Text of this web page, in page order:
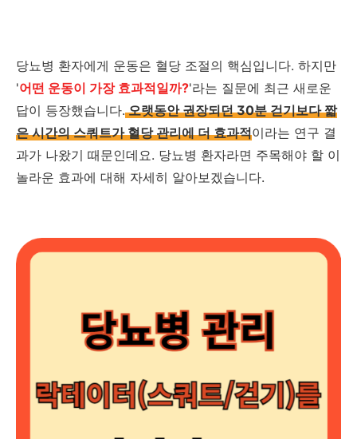
당뇨병 환자에게 운동은 혈당 조절의 핵심입니다. 하지만
'어떤 운동이 가장 효과적일까?'라는 질문에 최근 새로운
답이 등장했습니다.오랫동안 권장되던 30분 걷기보다 짧
은 시간의 스쿼트가 혈당 관리에 더 효과적이라는 연구 결
과가 나왔기 때문인데요. 당뇨병 환자라면 주목해야 할 이
놀라운 효과에 대해 자세히 알아보겠습니다.